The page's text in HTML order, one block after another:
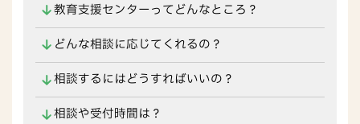
教育支援センターってどんなところ？
どんな相談に応じてくれるの？
相談するにはどうすればいいの？
相談や受付時間は？